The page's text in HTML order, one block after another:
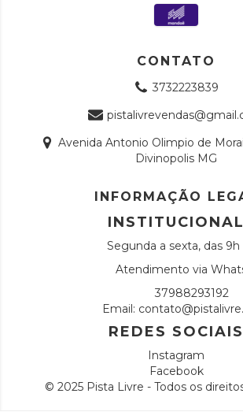
CONTATO
3732223839
Avenida Antonio Olimpio de
Divinopolis MG
INFORMAÇÃO
INSTITUCIONAL
Segunda a sexta, das 9h
Atendimento via
37988293192
Email:
REDES SOCIAIS
Instagram
Facebook
© 2025 Pista Livre - Todos os